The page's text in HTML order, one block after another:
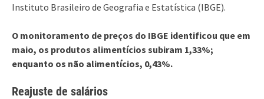
Instituto Brasileiro de Geografia e Estatística (IBGE).
O monitoramento de preços do IBGE identificou que em
maio, os produtos alimentícios subiram 1,33%;
enquanto os não alimentícios, 0,43%.
Reajuste de salários